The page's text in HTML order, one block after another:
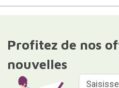
Profitez de nos
nouvelles